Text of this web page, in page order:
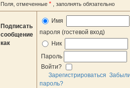
Поля, отмеченные * , заполнять обязательно
Подписать
сообщение
как
Имя
пароля (гостевой вход)
Ник
Пароль
Войти?
Зарегистрироваться
пароль?